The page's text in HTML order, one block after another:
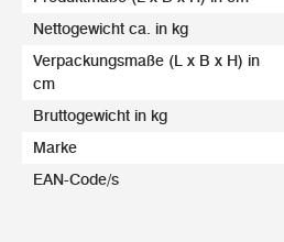
Nettogewicht ca. in kg
Verpackungsmaße (L x B x H) in
cm
Bruttogewicht in kg
Marke
EAN-Code/s